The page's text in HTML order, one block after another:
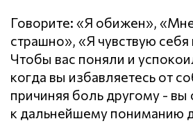
Говорите: «Я обижен»,
страшно», «Я чувствую
Чтобы вас поняли и
когда вы избавляетесь от
причиняя боль другому - вы
к дальнейшему пониманию